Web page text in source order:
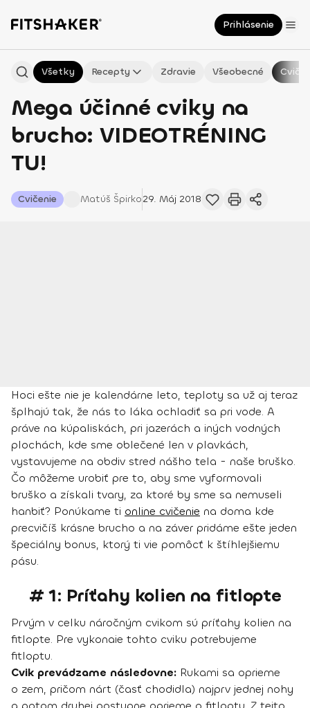
Prihlásenie
Všetky Recepty Zdravie Všeobecné
Mega účinné cviky na
brucho: VIDEOTRÉNING
TU!
Cvičenie Matúš Špirko29. Máj 2018
Hoci ešte nie je kalendárne leto, teploty sa už aj teraz
šplhajú tak, že nás to láka ochladiť sa pri vode. A
práve na kúpaliskách, pri jazerách a iných vodných
plochách, kde sme oblečené len v plavkách,
vystavujeme na obdiv stred nášho tela - naše bruško.
Čo môžeme urobiť pre to, aby sme vyformovali
bruško a získali tvary, za ktoré by sme sa nemuseli
hanbiť? Ponúkame ti online cvičenie na doma kde
precvičíš krásne brucho a na záver pridáme ešte jeden
špeciálny bonus, ktorý ti vie pomôcť k štíhlejšiemu
pásu.
# 1: Príťahy kolien na fitlopte
Prvým v celku náročným cvikom sú príťahy kolien na
fitlopte. Pre vykonaie tohto cviku potrebujeme
fitloptu.
Cvik prevádzame následovne: Rukami sa oprieme
o zem, pričom nárt (časť chodidla) najprv jednej nohy